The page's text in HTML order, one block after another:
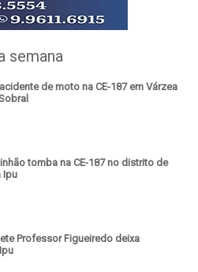
semana
de moto na CE-187 em Várzea
tomba na CE-187 no distrito de
Ipu
Professor Figueiredo deixa